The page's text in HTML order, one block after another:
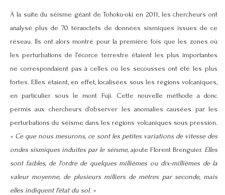
À la suite du séisme géant de Tohoku-oki en 2011, les chercheurs ont
analysé plus de 70 téraoctets de données sismiques issues de ce
réseau. Ils ont alors montré pour la première fois que les zones où
les perturbations de l’écorce terrestre étaient les plus importantes
ne correspondaient pas à celles où les secousses ont été les plus
fortes. Elles étaient, en effet, localisées sous les régions volcaniques,
en particulier sous le mont Fuji. Cette nouvelle méthode a donc
permis aux chercheurs d’observer les anomalies causées par les
perturbations du séisme dans les régions volcaniques sous pression.
« Ce que nous mesurons, ce sont les petites variations de vitesse des
ondes sismiques induites par le séisme,ajoute Florent Brenguier. Elles
sont faibles, de l'ordre de quelques millièmes ou dix-millièmes de la
valeur moyenne, de plusieurs milliers de mètres par seconde, mais
elles indiquent l'état du sol. »